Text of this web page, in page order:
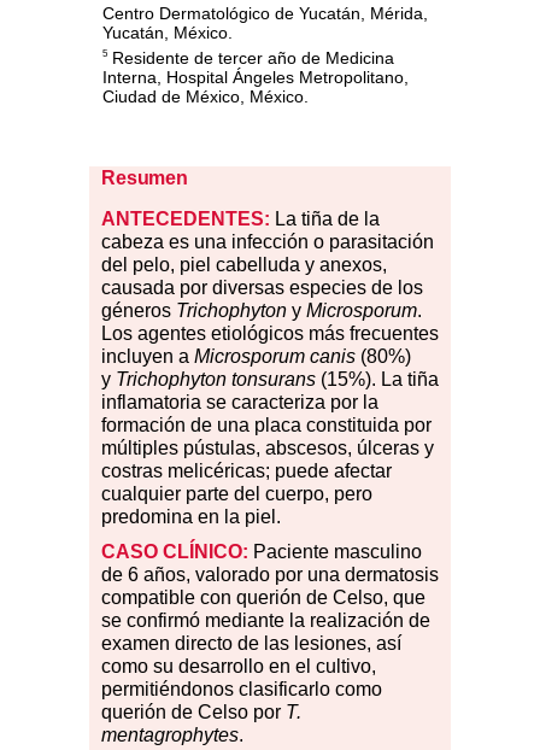
Centro Dermatológico de Yucatán, Mérida,
Yucatán, México.
5 Residente de tercer año de Medicina
Interna, Hospital Ángeles Metropolitano,
Ciudad de México, México.
Resumen
ANTECEDENTES: La tiña de la
cabeza es una infección o parasitación
del pelo, piel cabelluda y anexos,
causada por diversas especies de los
géneros Trichophyton y Microsporum.
Los agentes etiológicos más frecuentes
incluyen a Microsporum canis (80%)
y Trichophyton tonsurans (15%). La tiña
inflamatoria se caracteriza por la
formación de una placa constituida por
múltiples pústulas, abscesos, úlceras y
costras melicéricas; puede afectar
cualquier parte del cuerpo, pero
predomina en la piel.
CASO CLÍNICO: Paciente masculino
de 6 años, valorado por una dermatosis
compatible con querión de Celso, que
se confirmó mediante la realización de
examen directo de las lesiones, así
como su desarrollo en el cultivo,
permitiéndonos clasificarlo como
querión de Celso por T.
mentagrophytes.